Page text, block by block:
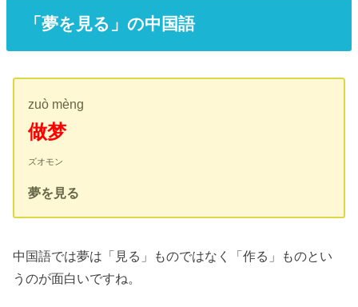
「夢を見る」の中国語
zuò mèng
做梦
ズオモン
夢を見る
中国語では夢は「見る」ものではなく「作る」ものとい
うのが面白いですね。